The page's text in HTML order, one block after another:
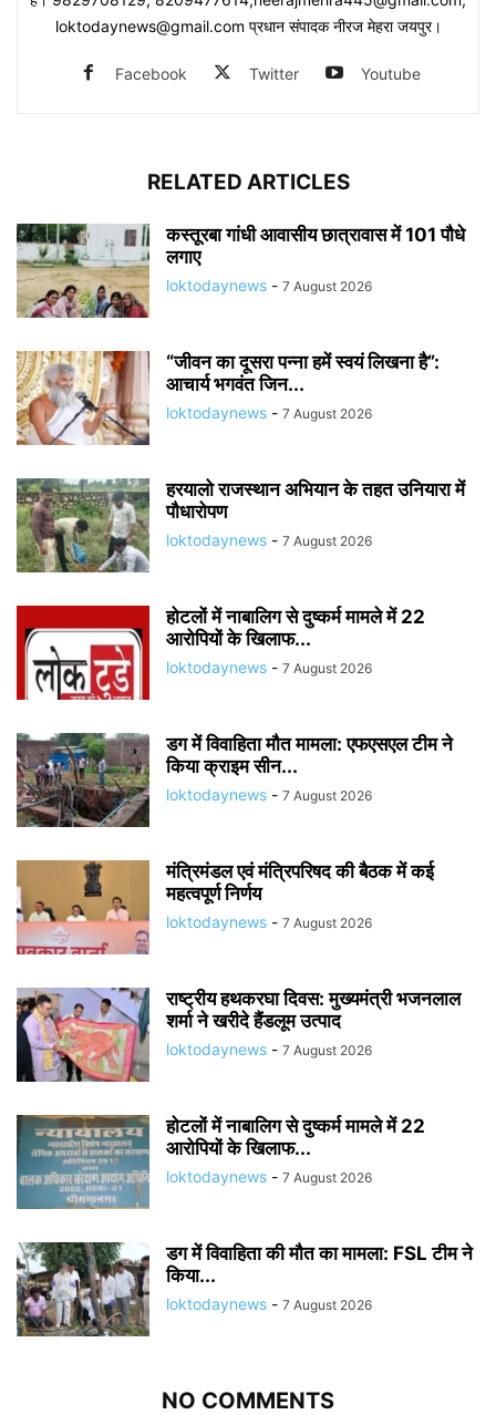
loktodaynews@gmail.com प्रधान संपादक नीरज मेहरा जयपुर।
Facebook Twitter Youtube
RELATED ARTICLES
कस्तूरबा गांधी आवासीय छात्रावास में 101 पौधे
लगाए
loktodaynews - 7 August 2026
“जीवन का दूसरा पन्ना हमें स्वयं लिखना है”:
आचार्य भगवंत जिन...
loktodaynews - 7 August 2026
हरयालो राजस्थान अभियान के तहत उनियारा में
पौधारोपण
loktodaynews - 7 August 2026
होटलों में नाबालिग से दुष्कर्म मामले में 22
आरोपियों के खिलाफ...
loktodaynews - 7 August 2026
डग में विवाहिता मौत मामला: एफएसएल टीम ने
किया क्राइम सीन...
loktodaynews - 7 August 2026
मंत्रिमंडल एवं मंत्रिपरिषद की बैठक में कई
महत्वपूर्ण निर्णय
loktodaynews - 7 August 2026
राष्ट्रीय हथकरघा दिवस: मुख्यमंत्री भजनलाल
शर्मा ने खरीदे हैंडलूम उत्पाद
loktodaynews - 7 August 2026
होटलों में नाबालिग से दुष्कर्म मामले में 22
आरोपियों के खिलाफ...
loktodaynews - 7 August 2026
डग में विवाहिता की मौत का मामला: FSL टीम ने
किया...
loktodaynews - 7 August 2026
NO COMMENTS